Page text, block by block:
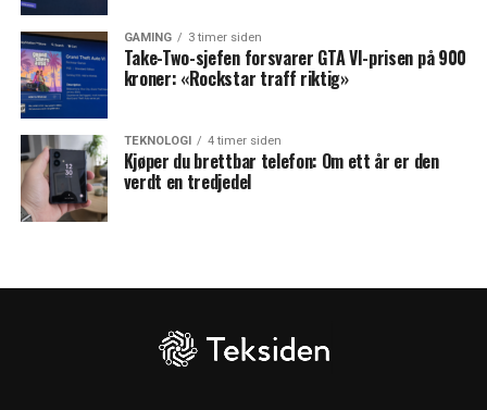
GAMING 3 timer siden
Take-Two-sjefen forsvarer GTA VI-prisen på 900
kroner: «Rockstar traff riktig»
TEKNOLOGI 4 timer siden
Kjøper du brettbar telefon: Om ett år er den
verdt en tredjedel